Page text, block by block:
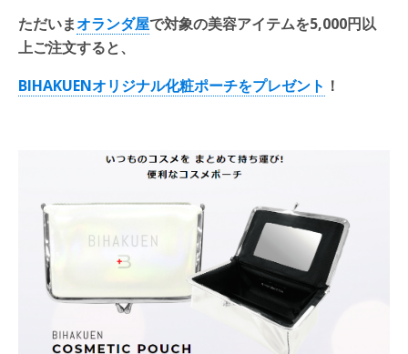
ただいまオランダ屋で対象の美容アイテムを5,000円以
上ご注文すると、
BIHAKUENオリジナル化粧ポーチをプレゼント ！